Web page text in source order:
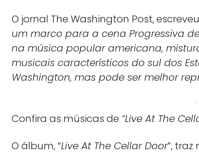
O jornal The Washington Post,
um marco para a cena Progressiva
na música popular americana,
musicais característicos do sul dos
Washington, mas pode ser melhor
-
Confira as músicas de “Live At The
O álbum, “Live At The Cellar Door”,